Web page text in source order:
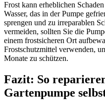
Frost kann erheblichen
Wasser, das in der Pumpe
sprengen und zu irreparablen
vermeiden, sollten Sie die
einem frostsicheren Ort
Frostschutzmittel verwenden,
Monate zu schützen.
Fazit: So
Gartenpumpe